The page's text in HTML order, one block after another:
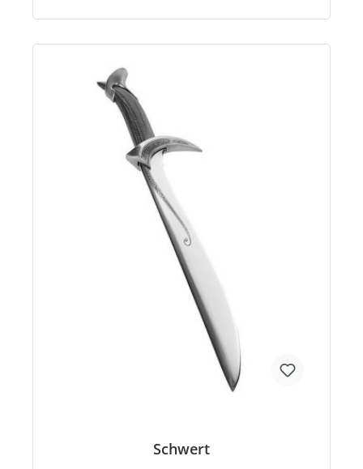
Schwert